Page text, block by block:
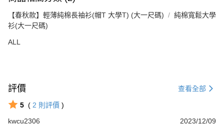
【春秋款】輕薄純棉長袖衫(帽T 大學T) (大一尺碼)
純棉寬鬆大學
衫(大一尺碼)
ALL
評價 查看全部
5 ( 2 則評價 )
kwcu2306
2023/12/09